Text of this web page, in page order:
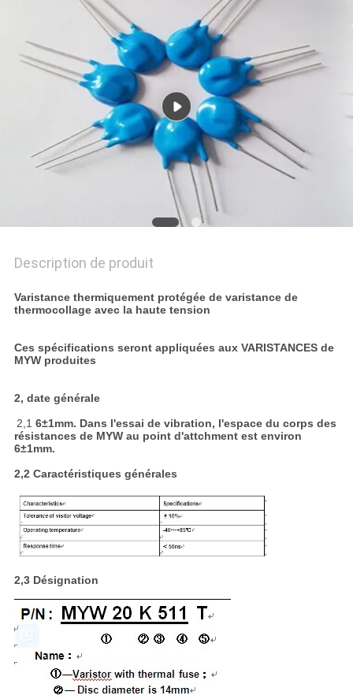
DEMANDEZ
UNE
CITATION
SITE
PRIVACY
Description de produit
Varistance thermiquement protégée de varistance de
thermocollage avec la haute tension
Ces spécifications seront appliquées aux VARISTANCES de
MYW produites
2, date générale
2,1 6±1mm. Dans l'essai de vibration, l'espace du corps des
résistances de MYW au point d'attchment est environ
6±1mm.
2,2 Caractéristiques générales
2,3 Désignation